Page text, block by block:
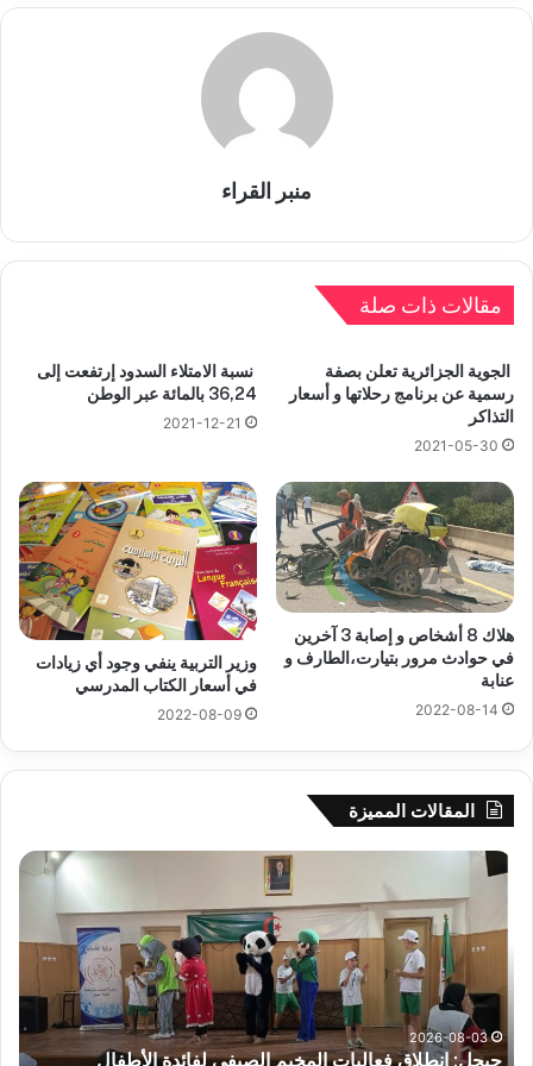
منبر القراء
مقالات ذات صلة
الجوية الجزائرية تعلن بصفة
رسمية عن برنامج رحلاتها و أسعار
التذاكر
2021-05-30
نسبة الامتلاء السدود إرتفعت إلى
36,24 بالمائة عبر الوطن
2021-12-21
هلاك 8 أشخاص و إصابة 3 آخرين
في حوادث مرور بتيارت،الطارف و
عنابة
2022-08-14
وزير التربية ينفي وجود أي زيادات
في أسعار الكتاب المدرسي
2022-08-09
المقالات المميزة
جيجل:
المخيم
لفائدة
الأطفال
المصابين
2026-08-03
جيجل: انطلاق فعاليات المخيم الصيفي لفائدة الأطفال